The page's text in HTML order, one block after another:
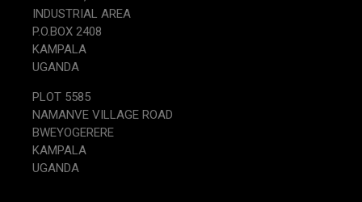
INDUSTRIAL AREA
P.O.BOX 2408
KAMPALA
UGANDA
PLOT 5585
NAMANVE VILLAGE ROAD
BWEYOGERERE
KAMPALA
UGANDA